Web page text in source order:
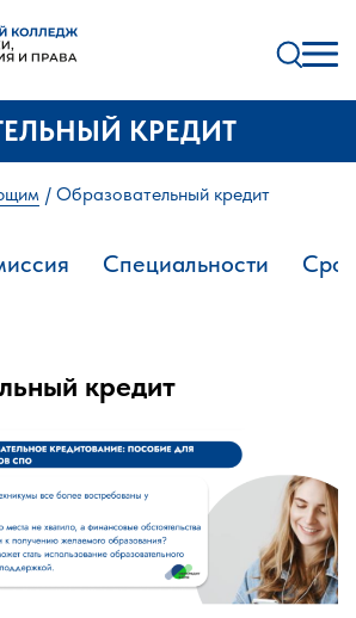
КРЕДИТ
Образовательный кредит
Специальности
кредит